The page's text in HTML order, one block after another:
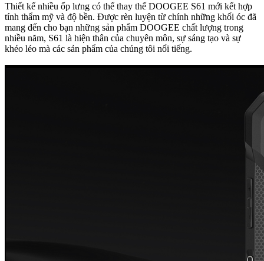
Thiết kế nhiều ốp lưng có thể thay thế DOOGEE S61 mới kết hợp
tính thẩm mỹ và độ bền. Được rèn luyện từ chính những khối óc đã
mang đến cho bạn những sản phẩm DOOGEE chất lượng trong
nhiều năm, S61 là hiện thân của chuyên môn, sự sáng tạo và sự
khéo léo mà các sản phẩm của chúng tôi nổi tiếng.